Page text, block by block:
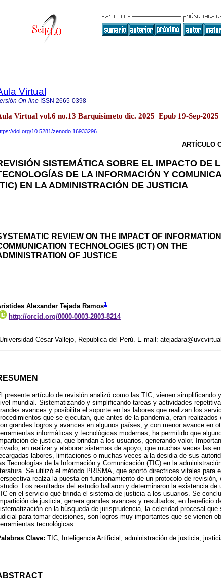
Virtual
On-line ISSN 2665-0398
Virtual vol.6 no.13 Barquisimeto dic. 2025 Epub 19-Sep-2025
doi.org/10.5281/zenodo.16933296
ARTÍCULO
SISTEMÁTICA SOBRE EL IMPACTO DE
DE LA INFORMACIÓN Y
EN LA ADMINISTRACIÓN DE JUSTICIA
REVIEW ON THE IMPACT OF
TECHNOLOGIES (ICT) ON THE
OF JUSTICE
Alexander Tejada Ramos1
http://orcid.org/0000-0003-2803-8214
Universidad César Vallejo, Republica del Perú. E-mail:
presente artículo de revisión analizó como las TIC, vienen
mundial. Sistematizando y simplificando tareas y actividades
avances y posibilita el soporte en las labores que realizan los
que se ejecutan, que antes de la pandemia, eran
grandes logros y avances en algunos países, y con menor avance en
informáticas y tecnológicas modernas, ha permitido que
de justicia, que brindan a los usuarios, generando valor.
en realizar y elaborar sistemas de apoyo, que muchas veces las
labores, limitaciones o muchas veces a la desidia de sus
Tecnologías de la Información y Comunicación (TIC) en la
Se utilizó el método PRISMA, que aportó directrices vitales
realza la puesta en funcionamiento de un protocolo de
Los resultados del estudio hallaron y determinaron la existencia
en el servicio qué brinda el sistema de justicia a los usuarios. Se
de justicia, genera grandes avances y resultados, en beneficio
en la búsqueda de jurisprudencia, la celeridad procesal
para tomar decisiones, son logros muy importantes que se vienen
tecnológicas.
Clave: TIC; Inteligencia Artificial; administración de justicia;